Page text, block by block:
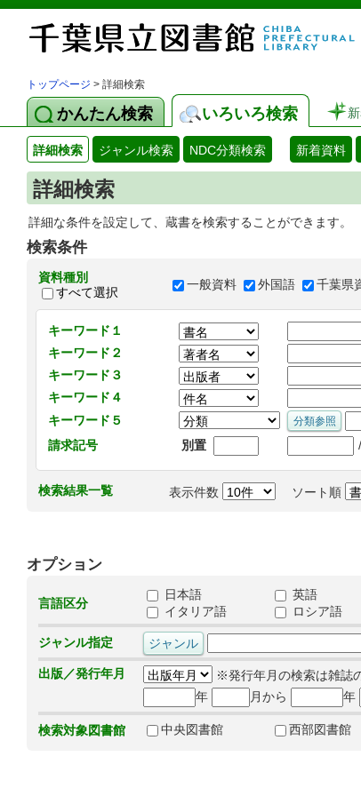
トップページ > 詳細検索
かんたん検索 いろいろ検索
詳細検索 ジャンル検索 NDC分類検索 新着資料
詳細検索
詳細な条件を設定して、蔵書を検索することができます。
検索条件
資料種別
すべて選択
一般資料 外国語 千葉県
キーワード１
キーワード２
キーワード３
キーワード４
キーワード５
請求記号
別置 /
検索結果一覧 表示件数 ソート順
オプション
言語区分
日本語 英語
イタリア語
ロシア語
ジャンル指定
出版／発行年月
※発行年月の検索は雑誌
年
月から 年
検索対象図書館 中央図書館 西部図書館